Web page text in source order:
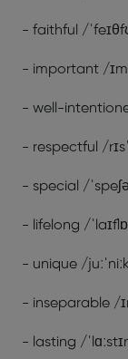
- faithful /
- important /
- well-
- respectful /
- special /
- lifelong /
- unique /
- inseparable /
- lasting /